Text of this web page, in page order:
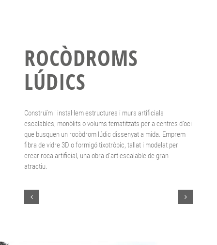
ROCÒDROMS
LÚDICS
Construïm i instal·lem estructures i murs artificials
escalables, monòlits o volums tematitzats per a centres d’oci
que busquen un rocòdrom lúdic dissenyat a mida. Emprem
fibra de vidre 3D o formigó tixotròpic, tallat i modelat per
crear roca artificial, una obra d’art escalable de gran
atractiu.